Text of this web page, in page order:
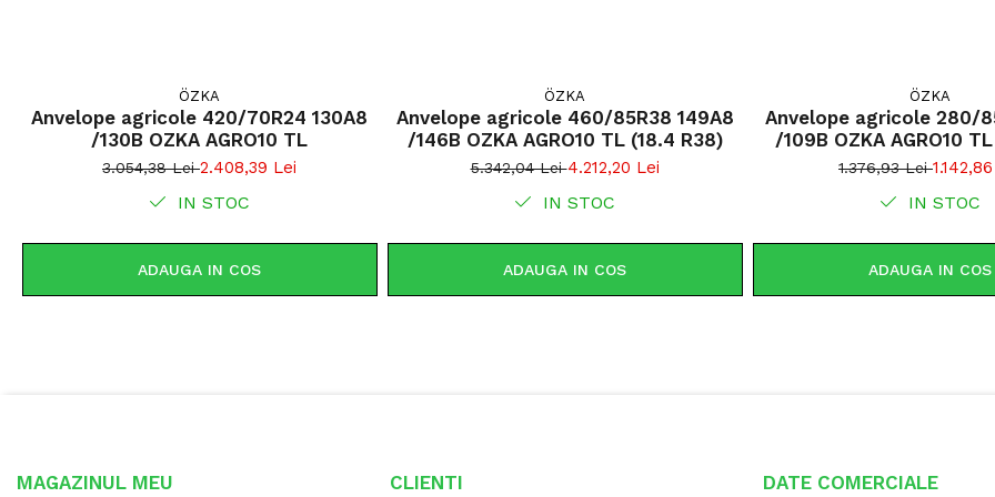
Utilizare &
LEAO
pregătirea
contribuie
Greutate
ÖZKA
Anvelope agricole 420/70R24 130A8
/130B OZKA AGRO10 TL
3.054,38 Lei2.408,39 Lei
IN STOC
ADAUGA IN COS
ÖZKA
Anvelope agricole 460/85R38 149A8
/146B OZKA AGRO10 TL (18.4 R38)
5.342,04 Lei4.212,20 Lei
IN STOC
ADAUGA IN COS
ÖZKA
Anvelope agricole 280/
1.376,93 Lei
IN STOC
ADAUGA IN COS
MAGAZINUL MEU CLIENTI DATE COMERCIALE